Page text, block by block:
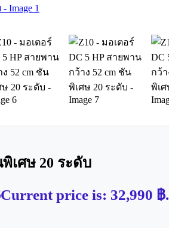
เศษ 20 ระดับ
Current price is: 32,990 ฿.